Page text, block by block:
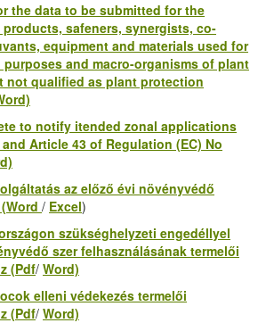
the data to be submitted for the
safeners, synergists, co-
equipment and materials used for
and macro-organisms of plant
not qualified as plant protection
to notify itended zonal applications
Article 43 of Regulation (EC) No
az előző évi növényvédő
/ Excel)
szükséghelyzeti engedéllyel
szer felhasználásának termelői
(Pdf/ Word)
elleni védekezés termelői
(Pdf/ Word)